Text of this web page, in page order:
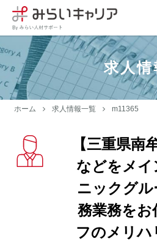
求人情
ホーム 求人情報一覧 m11365
【三重県南
などをメイ
ニックグ
務業務をお
フのメリ